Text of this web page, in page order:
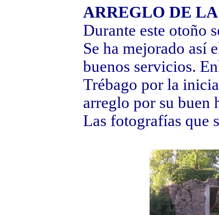
ARREGLO DE
Durante este otoño
Se ha mejorado así
buenos servicios.
Trébago por la
arreglo por su buen
Las fotografías que